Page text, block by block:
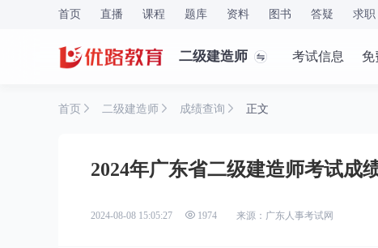
首页 直播 课程 题库 资料 图书 答疑 求职
二级建造师 考试信息 免
首页 二级建造师 成绩查询 正文
2024年广东省二级建造师考试成
2024-08-08 15:05:27 1974 来源：广东人事考试网